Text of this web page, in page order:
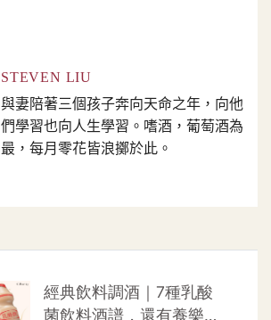
STEVEN LIU
與妻陪著三個孩子奔向天命之年，向他
們學習也向人生學習。嗜酒，葡萄酒為
最，每月零花皆浪擲於此。